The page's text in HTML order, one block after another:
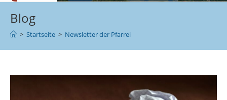
Blog
> Startseite > Newsletter der Pfarrei